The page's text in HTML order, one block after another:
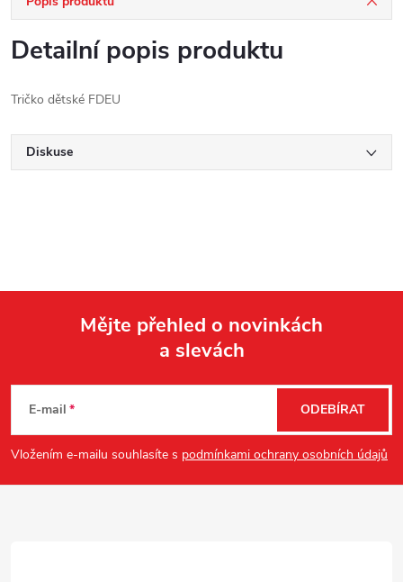
Detailní popis produktu
Tričko dětské FDEU
Diskuse
p
a
Mějte přehled o novinkách
a slevách
E-mail
Vložením e-mailu souhlasíte s podmínkami ochrany osobních údajů
ODEBÍRAT